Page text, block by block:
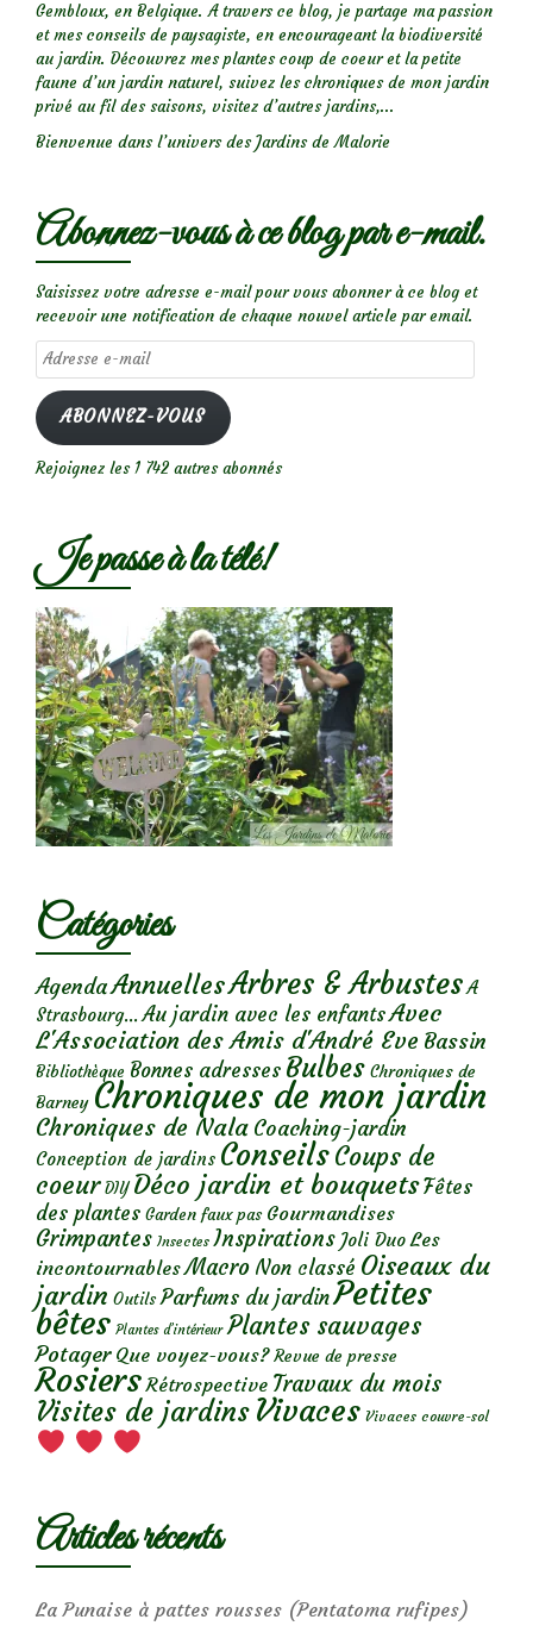
Gembloux, en Belgique. A travers ce blog, je partage ma passion
et mes conseils de paysagiste, en encourageant la biodiversité
au jardin. Découvrez mes plantes coup de coeur et la petite
faune d’un jardin naturel, suivez les chroniques de mon jardin
privé au fil des saisons, visitez d’autres jardins,...
Bienvenue dans l’univers des Jardins de Malorie
Abonnez-vous à ce blog par e-mail.
Saisissez votre adresse e-mail pour vous abonner à ce blog et
recevoir une notification de chaque nouvel article par email.
Adresse
e-
mail
ABONNEZ-VOUS
Rejoignez les 1 742 autres abonnés
Je passe à la télé!
Catégories
AgendaAnnuellesArbres & Arbustes A
Strasbourg... Au jardin avec les enfantsAvec
L'Association des Amis d'André Eve Bassin
Bibliothèque Bonnes adresses Bulbes Chroniques de
Barney Chroniques de mon jardin
Chroniques de Nala Coaching-jardin
Conception de jardins ConseilsCoups de
coeur DIY Déco jardin et bouquetsFêtes
des plantes Garden faux pas Gourmandises
Grimpantes Insectes Inspirations Joli Duo Les
incontournables Macro Non classé Oiseaux du
jardin Outils Parfums du jardinPetites
bêtes Plantes d’intérieur Plantes sauvages
Potager Que voyez-vous? Revue de presse
Rosiers Rétrospective Travaux du mois
Visites de jardins Vivaces Vivaces couvre-sol
Articles récents
La Punaise à pattes rousses (Pentatoma rufipes)